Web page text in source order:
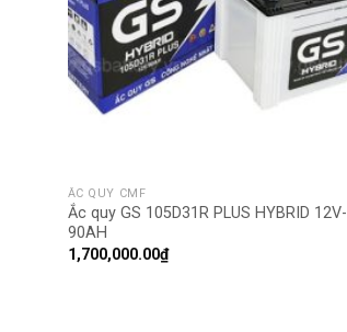
ẮC QUY CMF
Ắc quy GS 105D31R PLUS HYBRID 12V-
90AH
1,700,000.00₫